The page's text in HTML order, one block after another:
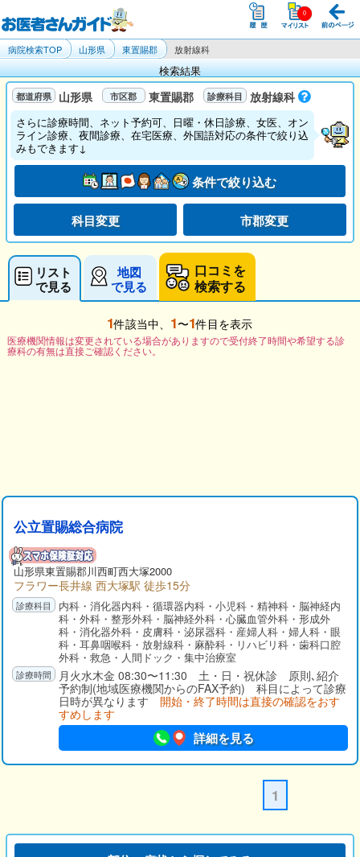
病院検索TOP 山形県 東置賜郡 放射線科
検索結果
山形県 東置賜郡 放射線科
さらに診療時間、ネット予約可、日曜・休日診療、女医、オン
ライン診療、夜間診療、在宅医療、外国語対応の条件で絞り込
みもできます↓
条件で絞り込む
科目変更 市郡変更
リスト
で見る
地図
で見る
口コミを
検索する
1件該当中、 1〜1件目を表示
医療機関情報は変更されている場合がありますので受付終了時間や希望する診
療科の有無は直接ご確認ください。
公立置賜総合病院
山形県東置賜郡川西町西大塚2000
フラワー長井線 西大塚駅 徒歩15分
内科・消化器内科・循環器内科・小児科・精神科・脳神経内
科・外科・整形外科・脳神経外科・心臓血管外科・形成外
科・消化器外科・皮膚科・泌尿器科・産婦人科・婦人科・眼
科・耳鼻咽喉科・放射線科・麻酔科・リハビリ科・歯科口腔
外科・救急・人間ドック・集中治療室
月火水木金 08:30〜11:30 土・日・祝休診 原則､紹介
予約制(地域医療機関からのFAX予約) 科目によって診療
日時が異なります 開始・終了時間は直接の確認をおす
すめします
詳細を見る
1